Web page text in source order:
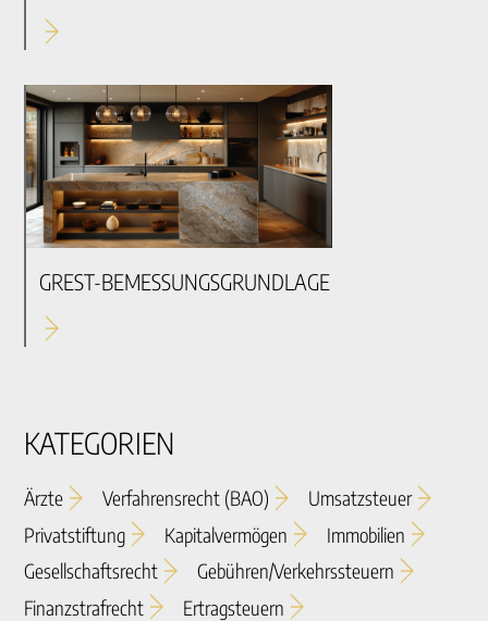
GREST-BEMESSUNGSGRUNDLAGE
KATEGORIEN
Ärzte Verfahrensrecht (BAO)
Umsatzsteuer
Privatstiftung
Kapitalvermögen
Immobilien
Gesellschaftsrecht
Gebühren/verkehrssteuern
Finanzstrafrecht
Ertragsteuern